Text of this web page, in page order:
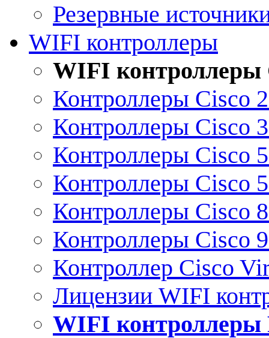
Резервные
WIFI контроллеры
WIFI контроллеры
Контроллеры Cisco
Контроллеры Cisco
Контроллеры Cisco
Контроллеры Cisco
Контроллеры Cisco
Контроллеры Cisco
Контроллер Cisco
Лицензии WIFI
WIFI контроллеры